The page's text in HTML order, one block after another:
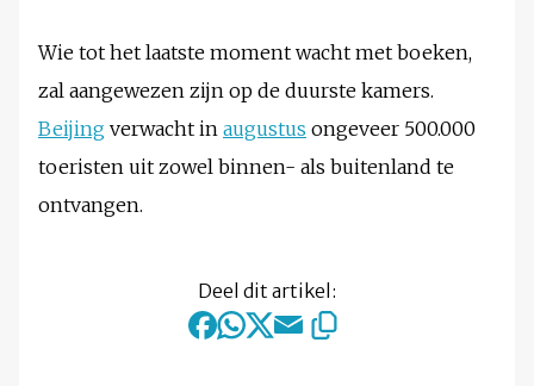
Wie tot het laatste moment wacht met boeken,
zal aangewezen zijn op de duurste kamers.
Beijing verwacht in augustus ongeveer 500.000
toeristen uit zowel binnen- als buitenland te
ontvangen.
Deel dit artikel: